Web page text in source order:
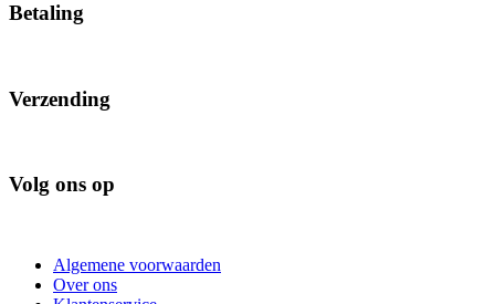
Betaling
Verzending
Volg ons op
Algemene voorwaarden
Over ons